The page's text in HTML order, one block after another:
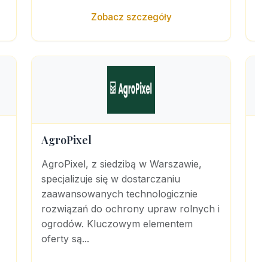
Zobacz szczegóły
AgroPixel
AgroPixel, z siedzibą w Warszawie,
specjalizuje się w dostarczaniu
zaawansowanych technologicznie
rozwiązań do ochrony upraw rolnych i
ogrodów. Kluczowym elementem
oferty są...